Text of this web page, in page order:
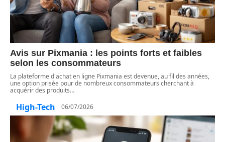
Avis sur Pixmania : les points forts et faibles
selon les consommateurs
La plateforme d'achat en ligne Pixmania est devenue, au fil des années,
une option prisée pour de nombreux consommateurs cherchant à
acquérir des produits…
High-Tech 06/07/2026